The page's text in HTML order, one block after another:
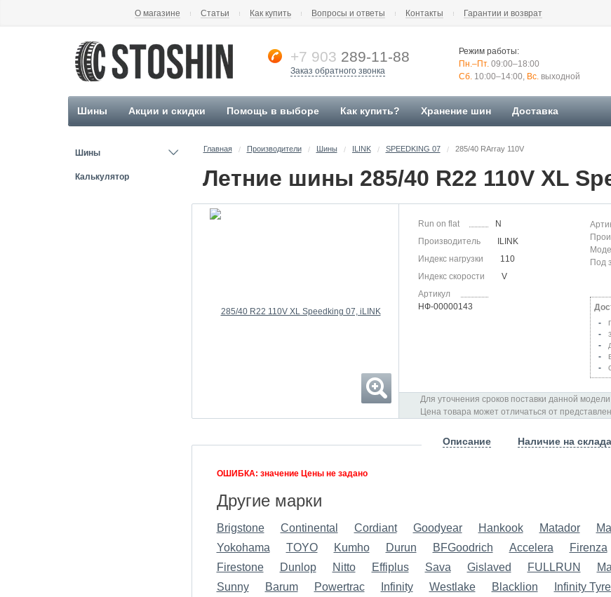
О магазине Статьи Как купить Вопросы и ответы Контакты Гарантии и возврат
+7 903 289-11-88
Заказ обратного звонка
Режим работы:
Пн.–Пт. 09:00–18:00
Сб. 10:00–14:00, Вс. выходной
Шины Акции и скидки Помощь в выборе Как купить? Хранение шин Доставка
Шины
Калькулятор
Главная / Производители / Шины / ILINK / SPEEDKING 07 / 285/40 RArray 110V
Run on flat
N
Производитель
ILINK
Индекс нагрузки
110
Индекс скорости
V
Артикул
НФ-00000143
Под
Для уточнения сроков поставки данной
Цена товара может отличаться от
Описание Наличие на
ОШИБКА: значение Цены не задано
Другие марки
Brigstone Continental Cordiant Goodyear Hankook Matador
Yokohama
TOYO Kumho Durun BFGoodrich Accelera Firenza
Firestone
Dunlop Nitto Effiplus Sava Gislaved FULLRUN
Sunny
Barum Powertrac Infinity Westlake Blacklion Infinity